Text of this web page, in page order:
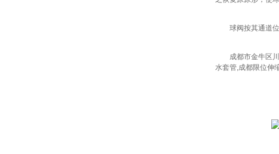
球阀按其通道
成都市金牛区
水套管,成都限位伸